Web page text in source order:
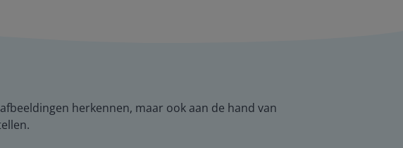
herkennen, maar ook aan de hand van